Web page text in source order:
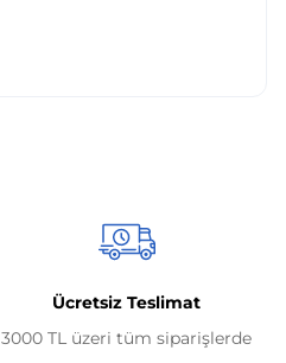
Ücretsiz Teslimat
3000 TL üzeri tüm siparişlerde